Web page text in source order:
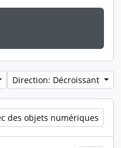
Direction: Décroissant
des objets numériques